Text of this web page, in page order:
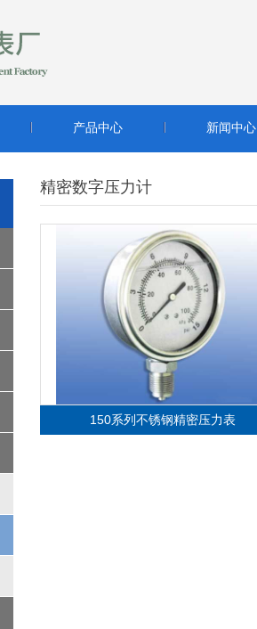
产品中心 新闻中心
精密数字压力计
精
密
数
字
压
力
计
-
1
5
0
系
列
不
锈
钢
精
密
压
力
150系列不锈钢精密压力表